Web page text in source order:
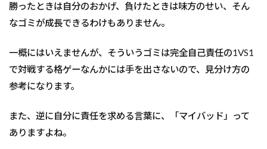
勝ったときは自分のおかげ、負けたときは味方のせい、そん
なゴミが成長できるわけもありません。
一概にはいえませんが、そういうゴミは完全自己責任の1VS1
で対戦する格ゲーなんかには手を出さないので、見分け方の
参考になります。
また、逆に自分に責任を求める言葉に、「マイバッド」って
ありますよね。